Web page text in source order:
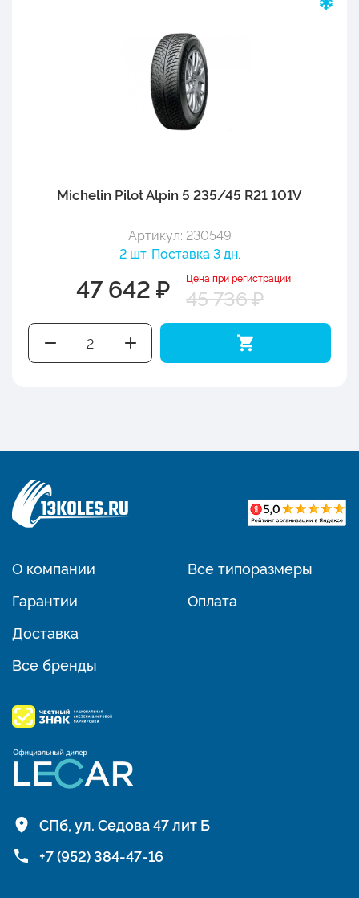
Michelin Pilot Alpin 5 235/45 R21 101V
Артикул: 230549
2 шт. Поставка 3 дн.
47 642 ₽ Цена при регистрации
45 736 ₽
О компании
Гарантии
Доставка
Все бренды
Все типоразмеры
Оплата
СПб, ул. Седова 47 лит Б
+7 (952) 384-47-16